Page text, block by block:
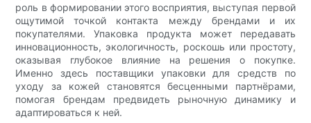
роль в формировании этого восприятия, выступая первой
ощутимой точкой контакта между брендами и их
покупателями. Упаковка продукта может передавать
инновационность, экологичность, роскошь или простоту,
оказывая глубокое влияние на решения о покупке.
Именно здесь поставщики упаковки для средств по
уходу за кожей становятся бесценными партнёрами,
помогая брендам предвидеть рыночную динамику и
адаптироваться к ней.